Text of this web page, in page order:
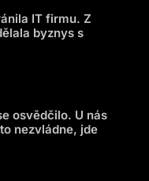
IT firmu. Z
byznys s
osvědčilo. U nás
nezvládne, jde